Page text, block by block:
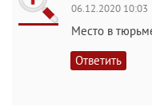
06.12.2020 10:03
Место в
Ответить